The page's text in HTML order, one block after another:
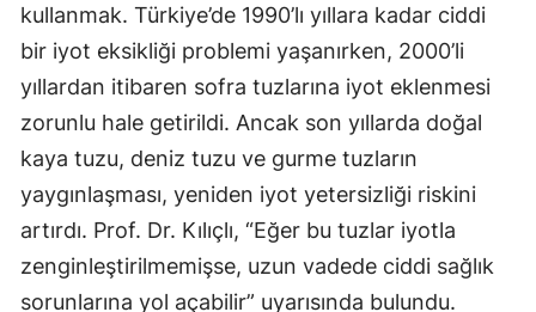
Tekirdağ
Tokat
Trabzon
Tunceli
Şanlıurfa
Uşak
Van
kullanmak. Türkiye’de 1990’lı yıllara kadar ciddi
bir iyot eksikliği problemi yaşanırken, 2000’li
yıllardan itibaren sofra tuzlarına iyot eklenmesi
zorunlu hale getirildi. Ancak son yıllarda doğal
kaya tuzu, deniz tuzu ve gurme tuzların
yaygınlaşması, yeniden iyot yetersizliği riskini
artırdı. Prof. Dr. Kılıçlı, “Eğer bu tuzlar iyotla
zenginleştirilmemişse, uzun vadede ciddi sağlık
sorunlarına yol açabilir” uyarısında bulundu.